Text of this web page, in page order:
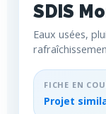
SDIS
Eaux usées,
FICHE EN
Projet